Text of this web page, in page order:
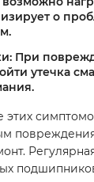
о
При
утечка
этих